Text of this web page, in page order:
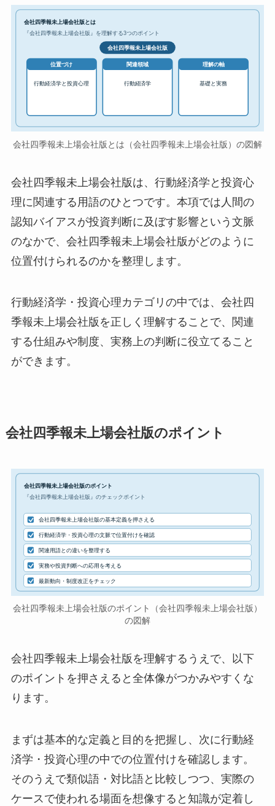
会社四季報未上場会社版とは
『会社四季報未上場会社版』を理解する3つのポイント
会社四季報未上場会社版
位置づけ
行動経済学と投資心理
関連領域
行動経済学
理解の軸
基礎と実務
会社四季報未上場会社版とは（会社四季報未上場会社版）の図解
会社四季報未上場会社版は、行動経済学と投資心
理に関連する用語のひとつです。本項では人間の
認知バイアスが投資判断に及ぼす影響という文脈
のなかで、会社四季報未上場会社版がどのように
位置付けられるのかを整理します。
行動経済学・投資心理カテゴリの中では、会社四
季報未上場会社版を正しく理解することで、関連
する仕組みや制度、実務上の判断に役立てること
ができます。
会社四季報未上場会社版のポイント
会社四季報未上場会社版のポイント
『会社四季報未上場会社版』のチェックポイント
会社四季報未上場会社版の基本定義を押さえる
行動経済学・投資心理の文脈で位置付けを確認
関連用語との違いを整理する
実務や投資判断への応用を考える
最新動向・制度改正をチェック
会社四季報未上場会社版のポイント（会社四季報未上場会社版）
の図解
会社四季報未上場会社版を理解するうえで、以下
のポイントを押さえると全体像がつかみやすくな
ります。
まずは基本的な定義と目的を把握し、次に行動経
済学・投資心理の中での位置付けを確認します。
そのうえで類似語・対比語と比較しつつ、実際の
ケースで使われる場面を想像すると知識が定着し